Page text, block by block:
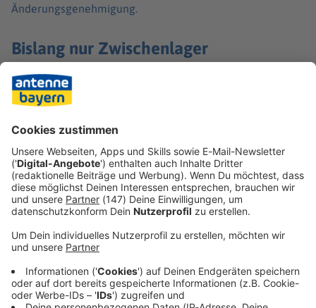
Änderungsgenehmigung.
Bislang nur Zwischenlager
Es gibt in Deutschland derzeit noch keine Endlager, in
denen auf Hunderttausende Jahre hinweg strahlender
Atommüll sicher gelagert werden soll. Stattdessen gibt es
sechzehn Zwischenlager, unter anderem in Ahaus.